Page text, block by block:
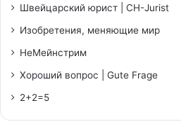
Швейцарский юрист | CH-Jurist
Изобретения, меняющие мир
НеМейнстрим
Хороший вопрос | Gute Frage
2+2=5